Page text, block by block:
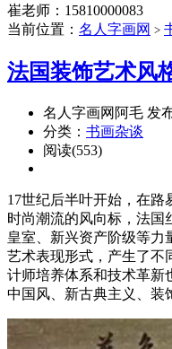
崔老师：15810000083
当前位置： 名人字画网 >
法国装饰艺术风
名人字画网阿毛 发
分类： 书画杂谈
阅读(553)
17世纪后半叶开始，在路
时尚潮流的风向标，法国
皇室、新兴资产阶级等力
艺术表现形式，产生了不
计师培养体系和技术革新
中国风、新古典主义、装